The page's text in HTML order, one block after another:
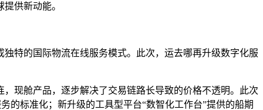
供新动能。
特的国际物流在线服务模式。此次，运去哪再升级数字化服
现舱产品，逐步解决了交易链路长导致的价格不透明。此次
的标准化；新升级的工具型平台“数智化工作台”提供的船期